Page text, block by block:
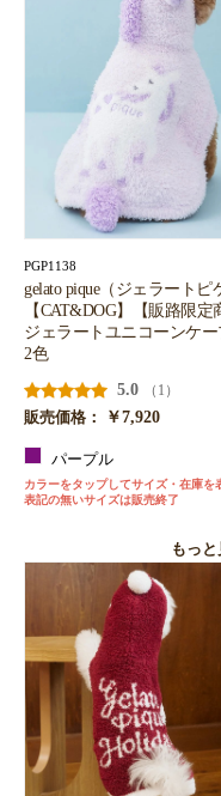
PGP1138
gelato pique（ジェラートピ
【CAT&DOG】【販路限定
ジェラートユニコーンケ
2色
5.0
（1）
販売価格：
￥7,920
パープル
カラーをタップしてサイズ・在庫を
表記の無いサイズは販売終了
もっと
お買い物を